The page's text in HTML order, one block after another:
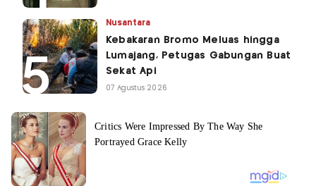
Nusantara
Kebakaran Bromo Meluas hingga
Lumajang, Petugas Gabungan Buat
Sekat Api
07 Agustus 2026